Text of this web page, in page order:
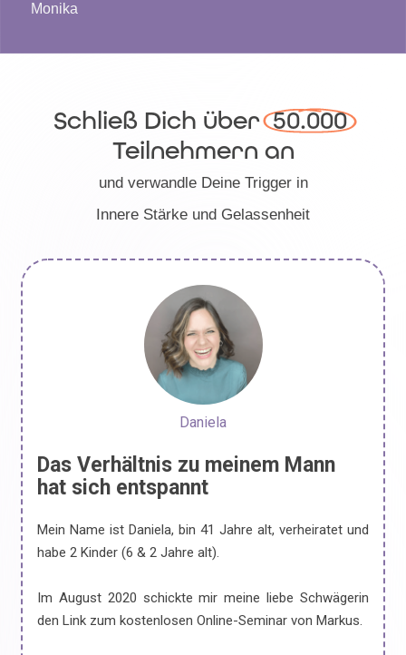
Monika
Schließ Dich über 50.000
Teilnehmern an
und verwandle Deine Trigger in
Innere Stärke und Gelassenheit
Daniela
Das Verhältnis zu meinem Mann
hat sich entspannt
Mein Name ist Daniela, bin 41 Jahre alt, verheiratet und
habe 2 Kinder (6 & 2 Jahre alt).
Im August 2020 schickte mir meine liebe Schwägerin
den Link zum kostenlosen Online-Seminar von Markus.